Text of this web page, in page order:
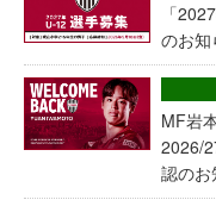
「
のお知
MF岩
2026/
認の